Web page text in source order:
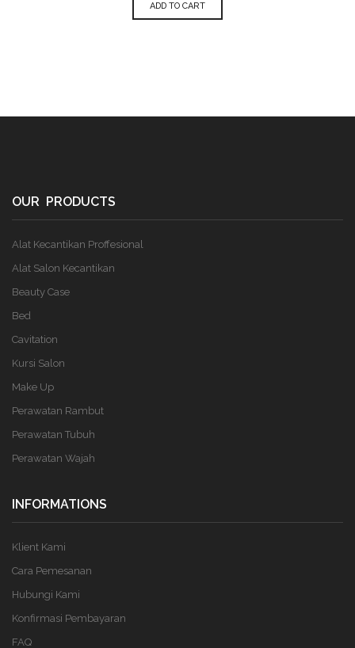
ADD TO CART
OUR PRODUCTS
Alat Kecantikan Proffesional
Alat Salon Kecantikan
Beauty Case
Bed
Cavitation
Kursi Salon
Make Up
Perawatan Rambut
Perawatan Tubuh
Perawatan Wajah
INFORMATIONS
Klient Kami
Cara Pemesanan
Hubungi Kami
Konfirmasi Pembayaran
FAQ